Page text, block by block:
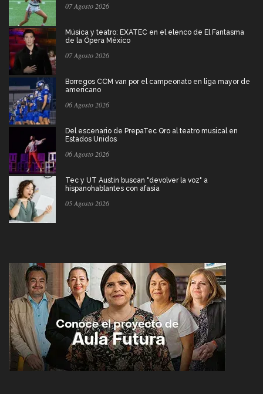
07 Agosto 2026
Música y teatro: EXATEC en el elenco de El Fantasma
de la Ópera México
07 Agosto 2026
Borregos CCM van por el campeonato en liga mayor de
americano
06 Agosto 2026
Del escenario de PrepaTec Qro al teatro musical en
Estados Unidos
06 Agosto 2026
Tec y UT Austin buscan "devolver la voz" a
hispanohablantes con afasia
05 Agosto 2026